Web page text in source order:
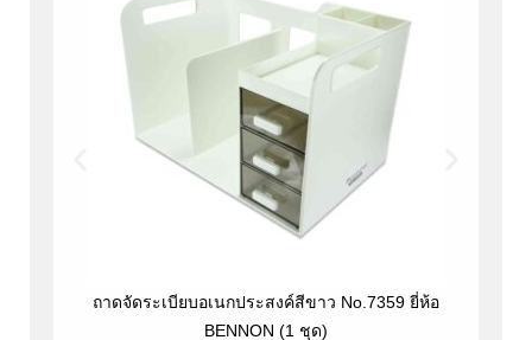
ถาดจัดระเบียบอเนกประสงค์สีขาว No.7359 ยี่ห้อ
BENNON (1 ชุด)